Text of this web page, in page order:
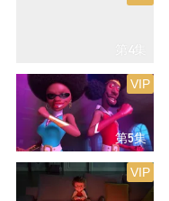
第4集
第5集
VIP
VIP